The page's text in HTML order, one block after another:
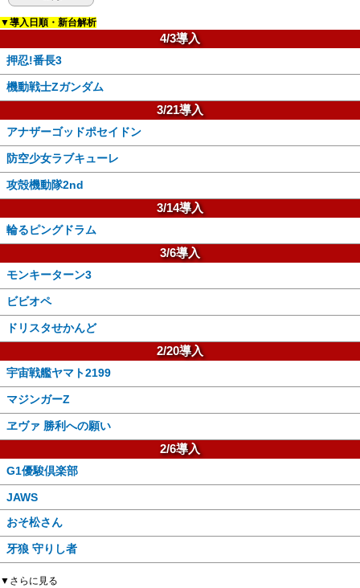
▼導入日順・新台解析
4/3導入
押忍!番長3
機動戦士Zガンダム
3/21導入
アナザーゴッドポセイドン
防空少女ラブキューレ
攻殻機動隊2nd
3/14導入
輪るピングドラム
3/6導入
モンキーターン3
ビビオペ
ドリスタせかんど
2/20導入
宇宙戦艦ヤマト2199
マジンガーZ
ヱヴァ 勝利への願い
2/6導入
G1優駿倶楽部
JAWS
おそ松さん
牙狼 守りし者
▼さらに見る